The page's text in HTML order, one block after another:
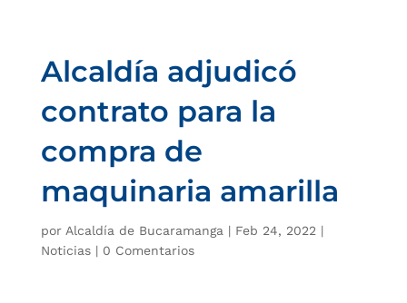
Alcaldía adjudicó
contrato para la
compra de
maquinaria amarilla
por Alcaldía de Bucaramanga | Feb 24, 2022 |
Noticias| 0 Comentarios